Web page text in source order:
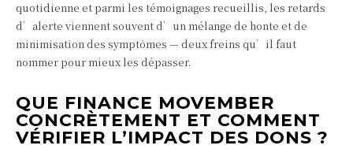
quotidienne et parmi les témoignages recueillis, les retards
d’alerte viennent souvent d’un mélange de honte et de
minimisation des symptômes — deux freins qu’il faut
nommer pour mieux les dépasser.
QUE FINANCE MOVEMBER
CONCRÈTEMENT ET COMMENT
VÉRIFIER L’IMPACT DES DONS ?